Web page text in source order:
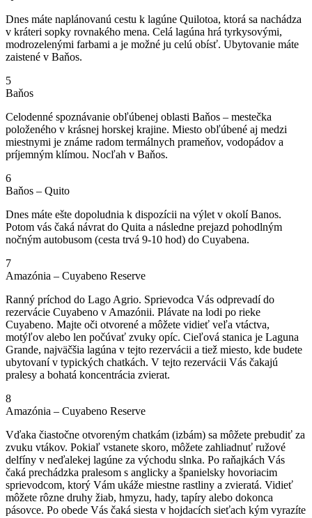
Dnes máte naplánovanú cestu k lagúne Quilotoa, ktorá sa nachádza
v kráteri sopky rovnakého mena. Celá lagúna hrá tyrkysovými,
modrozelenými farbami a je možné ju celú obísť. Ubytovanie máte
zaistené v Baňos.
5
Baňos
Celodenné spoznávanie obľúbenej oblasti Baňos – mestečka
položeného v krásnej horskej krajine. Miesto obľúbené aj medzi
miestnymi je známe radom termálnych prameňov, vodopádov a
príjemným klímou. Nocľah v Baňos.
6
Baňos – Quito
Dnes máte ešte dopoludnia k dispozícii na výlet v okolí Banos.
Potom vás čaká návrat do Quita a následne prejazd pohodlným
nočným autobusom (cesta trvá 9-10 hod) do Cuyabena.
7
Amazónia – Cuyabeno Reserve
Ranný príchod do Lago Agrio. Sprievodca Vás odprevadí do
rezervácie Cuyabeno v Amazónii. Plávate na lodi po rieke
Cuyabeno. Majte oči otvorené a môžete vidieť veľa vtáctva,
motýľov alebo len počúvať zvuky opíc. Cieľová stanica je Laguna
Grande, najväčšia lagúna v tejto rezervácii a tiež miesto, kde budete
ubytovaní v typických chatkách. V tejto rezervácii Vás čakajú
pralesy a bohatá koncentrácia zvierat.
8
Amazónia – Cuyabeno Reserve
Vďaka čiastočne otvoreným chatkám (izbám) sa môžete prebudiť za
zvuku vtákov. Pokiaľ vstanete skoro, môžete zahliadnuť ružové
delfíny v neďalekej lagúne za východu slnka. Po raňajkách Vás
čaká prechádzka pralesom s anglicky a španielsky hovoriacim
sprievodcom, ktorý Vám ukáže miestne rastliny a zvieratá. Vidieť
môžete rôzne druhy žiab, hmyzu, hady, tapíry alebo dokonca
pásovce. Po obede Vás čaká siesta v hojdacích sieťach kým vyrazíte